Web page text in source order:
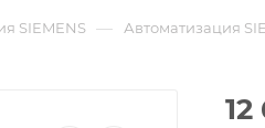
SIEMENS — Автоматизация